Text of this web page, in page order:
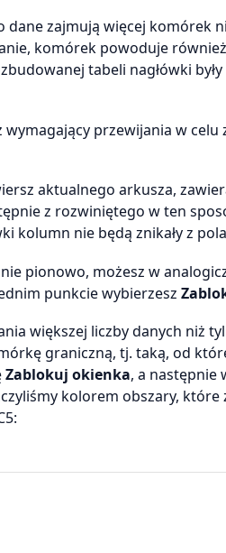
zajmują więcej komórek
komórek powoduje
tabeli nagłówki
przewijania w
aktualnego arkusza,
z rozwiniętego w ten
kolumn nie będą znikały z
pionowo, możesz w
punkcie wybierzesz
większej liczby danych niż
graniczną, tj. taką, od
Zablokuj okienka, a następnie
kolorem obszary,